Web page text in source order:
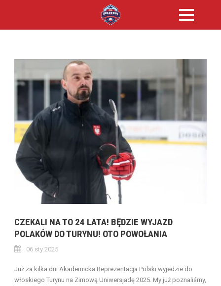
CZEKALI NA TO 24 LATA! BĘDZIE WYJAZD
POLAKÓW DO TURYNU! OTO POWOŁANIA
06 sty 2025
Już za kilka dni Akademicka Reprezentacja Polski wyjedzie do
włoskiego Turynu na Zimową Uniwersjadę 2025. My już poznaliśmy,